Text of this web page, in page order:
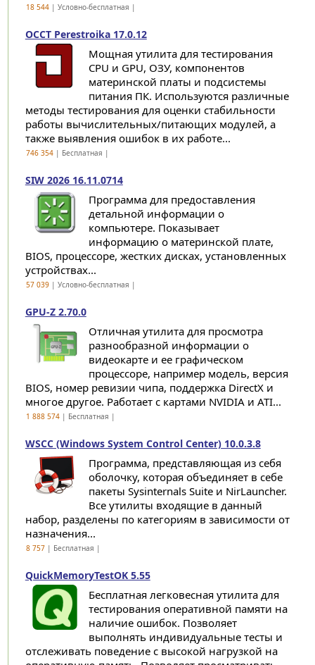
18 544| Условно-бесплатная |
OCCT Perestroika 17.0.12
Мощная утилита для тестирования
CPU и GPU, ОЗУ, компонентов
материнской платы и подсистемы
питания ПК. Используются различные
методы тестирования для оценки стабильности
работы вычислительных/питающих модулей, а
также выявления ошибок в их работе...
746 354| Бесплатная |
SIW 2026 16.11.0714
Программа для предоставления
детальной информации о
компьютере. Показывает
информацию о материнской плате,
BIOS, процессоре, жестких дисках, установленных
устройствах...
57 039| Условно-бесплатная |
GPU-Z 2.70.0
Отличная утилита для просмотра
разнообразной информации о
видеокарте и ее графическом
процессоре, например модель, версия
BIOS, номер ревизии чипа, поддержка DirectX и
многое другое. Работает с картами NVIDIA и ATI...
1 888 574| Бесплатная |
WSCC (Windows System Control Center) 10.0.3.8
Программа, представляющая из себя
оболочку, которая объединяет в себе
пакеты Sysinternals Suite и NirLauncher.
Все утилиты входящие в данный
набор, разделены по категориям в зависимости от
назначения...
8 757| Бесплатная |
QuickMemoryTestOK 5.55
Бесплатная легковесная утилита для
тестирования оперативной памяти на
наличие ошибок. Позволяет
выполнять индивидуальные тесты и
отслеживать поведение с высокой нагрузкой на